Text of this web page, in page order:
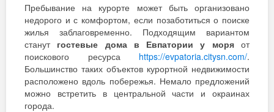
Пребывание на курорте может быть организовано
недорого и с комфортом, если позаботиться о поиске
жилья заблаговременно. Подходящим вариантом
станут гостевые дома в Евпатории у моряот
поискового ресурса https://evpatoria.citysn.com/.
Большинство таких объектов курортной недвижимости
расположено вдоль побережья. Немало предложений
можно встретить в центральной части и окраинах
города.